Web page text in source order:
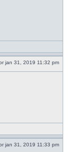
jan 31, 2019 11:32 pm
jan 31, 2019 11:33 pm